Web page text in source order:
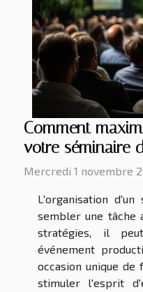
Comment
votre séminaire
Mercredi 1 novembre
L'organisation
sembler une tâche
stratégies, il
événement
occasion unique de
stimuler l'esprit